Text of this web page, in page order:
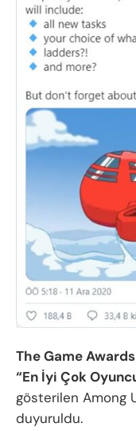
The Game
“En İyi Çok
gösterilen Among
duyuruldu.